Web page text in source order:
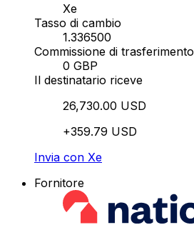
Xe
Tasso di cambio
1.336500
Commissione di trasferimento
0 GBP
Il destinatario riceve
26,730.00 USD
+359.79 USD
Invia con Xe
Fornitore